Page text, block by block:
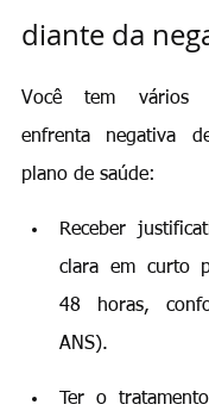
diante da
Você tem vários
enfrenta negativa
plano de saúde:
Receber
clara em curto
48 horas,
ANS).
Ter o